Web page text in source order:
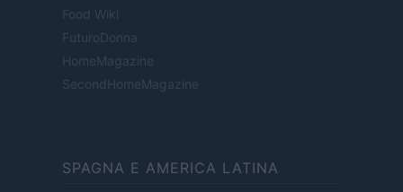
Food Wiki
FuturoDonna
HomeMagazine
SecondHomeMagazine
SPAGNA E AMERICA LATINA